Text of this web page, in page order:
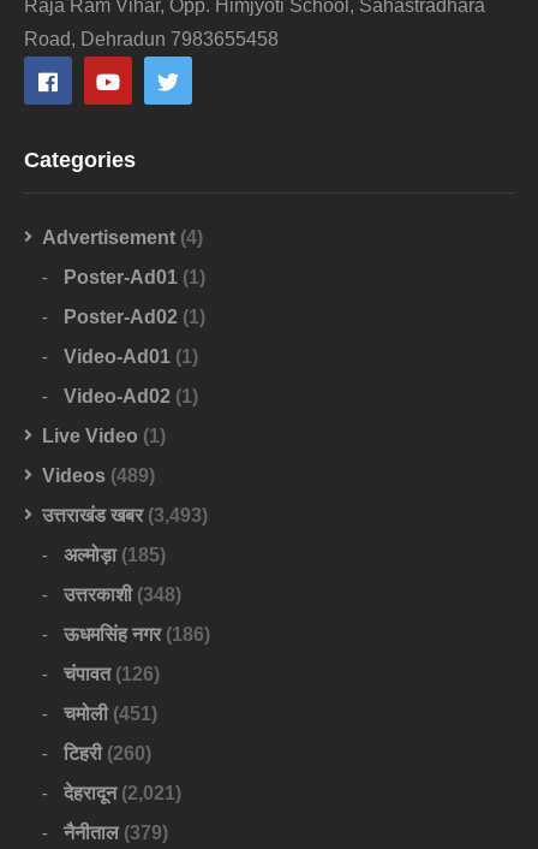
Raja Ram Vihar, Opp. Himjyoti School, Sahastradhara
Road, Dehradun 7983655458
Categories
Advertisement (4)
Poster-Ad01 (1)
Poster-Ad02 (1)
Video-Ad01 (1)
Video-Ad02 (1)
Live Video (1)
Videos (489)
उत्तराखंड खबर(3,493)
अल्मोड़ा(185)
उत्तरकाशी(348)
ऊधमसिंह नगर(186)
चंपावत(126)
चमोली(451)
टिहरी(260)
देहरादून(2,021)
नैनीताल(379)